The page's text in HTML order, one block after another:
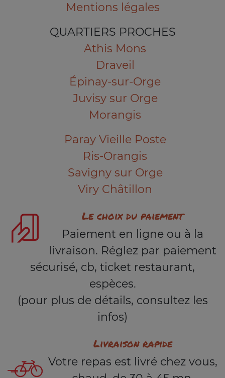
Mentions légales
QUARTIERS PROCHES
Athis Mons
Draveil
Épinay-sur-Orge
Juvisy sur Orge
Morangis
Paray Vieille Poste
Ris-Orangis
Savigny sur Orge
Viry Châtillon
Le choix du paiement
Paiement en ligne ou à la
livraison. Réglez par paiement
sécurisé, cb, ticket restaurant,
espèces.
(pour plus de détails, consultez les
infos)
Livraison rapide
Votre repas est livré chez vous,